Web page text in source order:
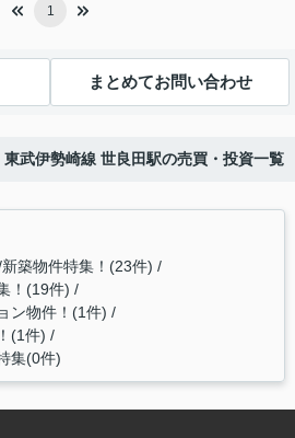
1
まとめてお問い合わせ
東武伊勢崎線 世良田駅の売買・投資一覧
新築物件特集！(23件)
！(19件)
ン物件！(1件)
(1件)
集(0件)